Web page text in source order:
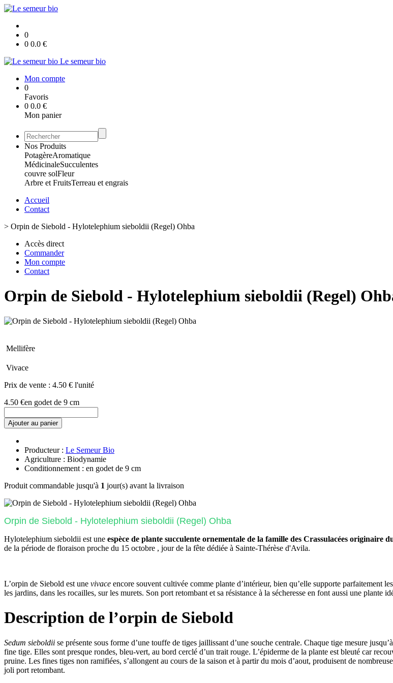
0
0 0.0 €
Le semeur bio
Mon compte
0
Favoris
0 0.0 €
Mon panier
Nos Produits
PotagèreAromatique
MédicinaleSucculentes
couvre solFleur
Arbre et FruitsTerreau et engrais
Accueil
Contact
> Orpin de Siebold - Hylotelephium sieboldii (Regel) Ohba
Accès direct
Commander
Mon compte
Contact
Orpin de Siebold - Hylotelephium sieboldii (Regel)
Mellifère
Vivace
Prix de vente : 4.50 € l'unité
4.50 €en godet de 9 cm
Ajouter au panier
Producteur : Le Semeur Bio
Agriculture : Biodynamie
Conditionnement : en godet de 9 cm
Produit commandable jusqu'à 1 jour(s) avant la livraison
Orpin de Siebold - Hylotelephium sieboldii (Regel) Ohba
Hylotelephium sieboldii est une espèce de plante succulente ornementale de la famille des Crassulacées originaire
de la période de floraison proche du 15 octobre , jour de la fête dédiée à Sainte-Thérèse d'Avila.
L’orpin de Siebold est une vivace encore souvent cultivée comme plante d’intérieur, bien qu’elle supporte parfaitement
les jardins, dans les rocailles, sur les murets. Son port retombant et sa résistance à la sécheresse en font aussi une plante
Description de l’orpin de Siebold
Sedum sieboldii se présente sous forme d’une touffe de tiges jaillissant d’une souche centrale. Chaque tige mesure
fine tige. Elles sont presque rondes, bleu-vert, au bord cerclé d’un trait rouge. L’épiderme de la plante est bleuté car
pruine. Les fines tiges non ramifiées, s’allongent au cours de la saison et à partir du mois d’aout, produisent de
joli port retombant.